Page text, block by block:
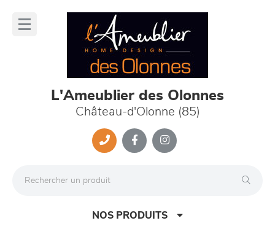
L'Ameublier des Olonnes
Château-d'Olonne (85)
NOS PRODUITS